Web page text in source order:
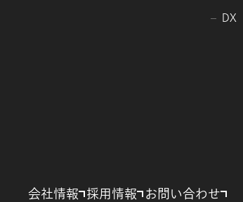
DX
会社情報 採用情報 お問い合わせ